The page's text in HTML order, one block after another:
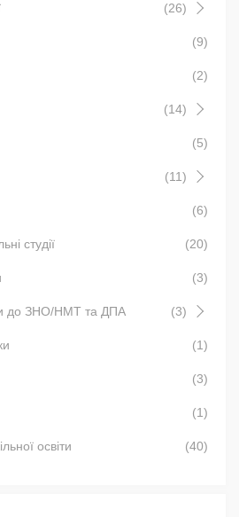
(26)
(9)
(2)
(14)
(5)
(11)
(6)
студії (20)
(3)
до ЗНО/НМТ та ДПА (3)
(1)
(3)
(1)
освіти (40)